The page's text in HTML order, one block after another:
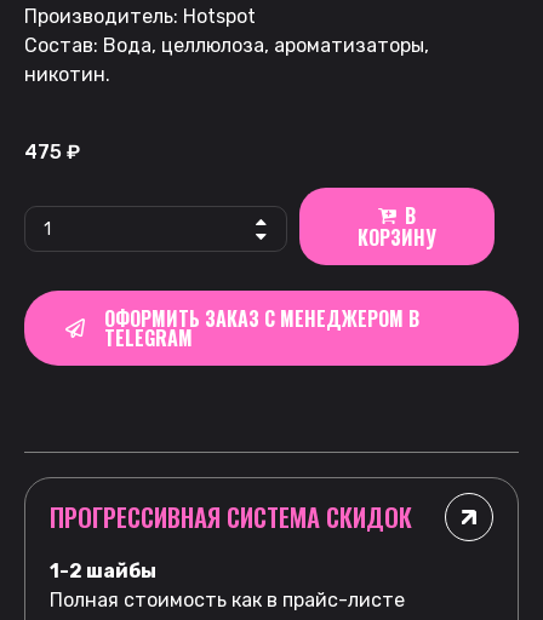
Производитель: Hotspot
Состав: Вода, целлюлоза, ароматизаторы,
никотин.
475 ₽
В
КОРЗИНУ
ОФОРМИТЬ ЗАКАЗ С МЕНЕДЖЕРОМ В
TELEGRAM
ПРОГРЕССИВНАЯ СИСТЕМА СКИДОК
1-2 шайбы
Полная стоимость как в прайс-листе